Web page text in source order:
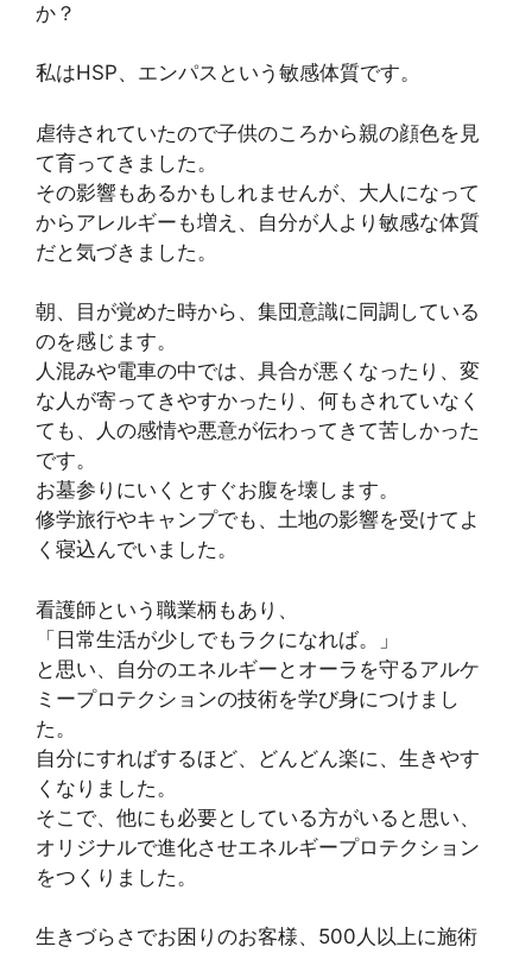
か？
私はHSP、エンパスという敏感体質です。
虐待されていたので子供のころから親の顔色を見
て育ってきました。
その影響もあるかもしれませんが、大人になって
からアレルギーも増え、自分が人より敏感な体質
だと気づきました。
朝、目が覚めた時から、集団意識に同調している
のを感じます。
人混みや電車の中では、具合が悪くなったり、変
な人が寄ってきやすかったり、何もされていなく
ても、人の感情や悪意が伝わってきて苦しかった
です。
お墓参りにいくとすぐお腹を壊します。
修学旅行やキャンプでも、土地の影響を受けてよ
く寝込んでいました。
看護師という職業柄もあり、
「日常生活が少しでもラクになれば。」
と思い、自分のエネルギーとオーラを守るアルケ
ミープロテクションの技術を学び身につけまし
た。
自分にすればするほど、どんどん楽に、生きやす
くなりました。
そこで、他にも必要としている方がいると思い、
オリジナルで進化させエネルギープロテクション
をつくりました。
生きづらさでお困りのお客様、500人以上に施術